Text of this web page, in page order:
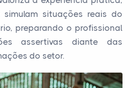
situações reais do
preparando o profissional
assertivas diante das
do setor.